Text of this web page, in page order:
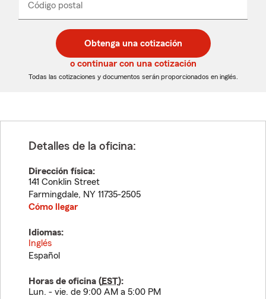
desplegable
Código postal
de
5
dígitos
de
5
dígitos
_____
Obtenga una cotización
o continuar con una cotización
Todas las cotizaciones y documentos serán proporcionados en inglés.
Detalles de la oficina:
Dirección física:
141 Conklin Street
Farmingdale, NY 11735-2505
Cómo llegar
Idiomas:
Inglés
Español
Horas de oficina (EST):
Lun. - vie. de 9:00 AM a 5:00 PM